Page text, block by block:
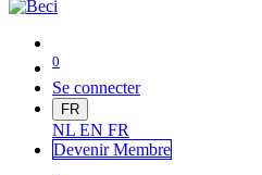
0
Se connecter
FR
NL EN FR
Devenir Membre